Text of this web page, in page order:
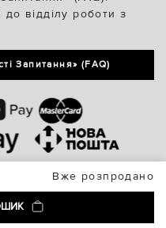
Вже розпродано
відділу роботи з
Запитання» (FAQ)
© 2026